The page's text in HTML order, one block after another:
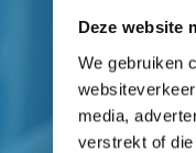
Deze website
We gebruiken
media,
verstrekt of